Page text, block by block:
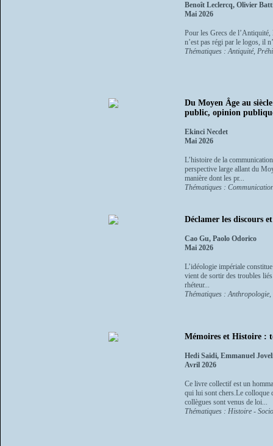
Benoît Leclercq, Olivier
Mai 2026
Pour les Grecs de
n’est pas régi par le logos, il
Thématiques : Antiquité,
Du Moyen Âge au
public, opinion
Ekinci Necdet
Mai 2026
L’histoire de la
perspective large allant du
manière dont les pr...
Thématiques :
Déclamer les discours
Cao Gu, Paolo Odorico
Mai 2026
L’idéologie impériale
vient de sortir des troubles
rhéteur...
Thématiques :
Mémoires et Histoire :
Hedi Saidi, Emmanuel
Avril 2026
Ce livre collectif est un
qui lui sont chers.Le colloque
collègues sont venus de loi...
Thématiques : Histoire -